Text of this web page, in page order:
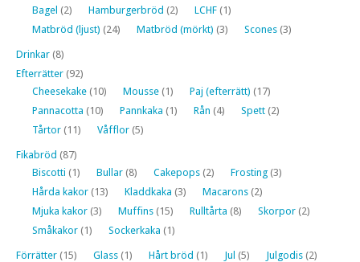
Bagel (2) Hamburgerbröd (2) LCHF (1)
Matbröd (ljust) (24) Matbröd (mörkt) (3) Scones (3)
Drinkar (8)
Efterrätter (92)
Cheesekake (10) Mousse (1) Paj (efterrätt) (17)
Pannacotta (10) Pannkaka (1) Rån (4) Spett (2)
Tårtor (11) Våfflor (5)
Fikabröd (87)
Biscotti (1) Bullar (8) Cakepops (2) Frosting (3)
Hårda kakor (13) Kladdkaka (3) Macarons (2)
Mjuka kakor (3) Muffins (15) Rulltårta (8) Skorpor (2)
Småkakor (1) Sockerkaka (1)
Förrätter (15) Glass (1) Hårt bröd (1) Jul (5) Julgodis (2)